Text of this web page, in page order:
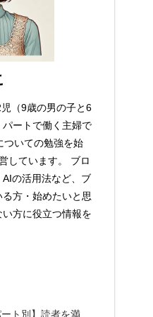
（9歳の男の子と6
ートで働く主婦で
ついての勉強を始
しています。 ブロ
の活用法など、ブ
方・始めたいと思
方に役立つ情報を
ト別】読者を満